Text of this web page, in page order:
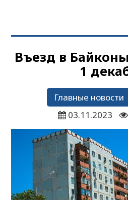
Въезд в
1
Главные новости
03.11.2023